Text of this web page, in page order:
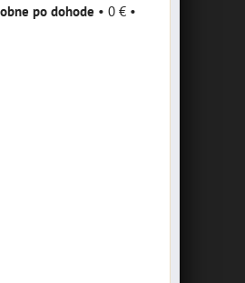
po dohode • 0 € •